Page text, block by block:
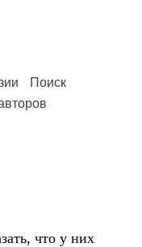
Поиск
что у них